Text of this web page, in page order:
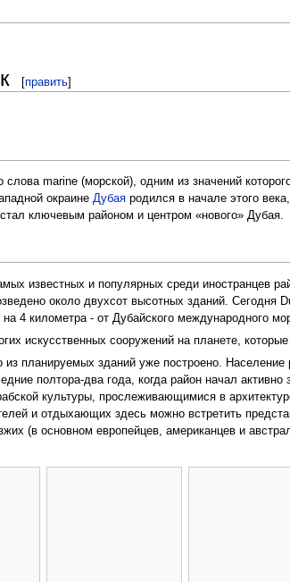
[править]
слова marine (морской), одним из значений
окраине Дубаяродился в начале этого
ключевым районом и центром «нового» Дубая.
известных и популярных среди иностранцев
около двухсот высотных зданий.
4 километра - от Дубайского международного
искусственных сооружений на планете,
планируемых зданий уже построено.
полтора-два года, когда район начал
культуры, прослеживающимися в
и отдыхающих здесь можно встретить
(в основном европейцев, американцев и